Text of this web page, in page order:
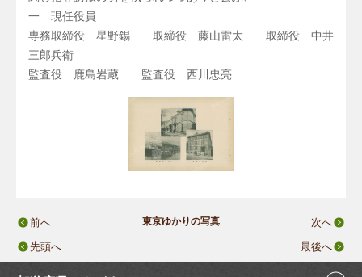
一 現任役員
専務取締役 星野錫 取締役 藤山雷太 取締役 中井
三郎兵衛
監査役 鹿島岩蔵 監査役 西川忠亮
前へ 東京ゆかりの写真
次へ
先頭へ
最後へ